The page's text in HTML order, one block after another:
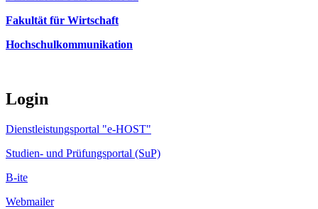
Fakultät für Wirtschaft
Hochschulkommunikation
Login
Dienstleistungsportal "e-HOST"
Studien- und Prüfungsportal (SuP)
B-ite
Webmailer